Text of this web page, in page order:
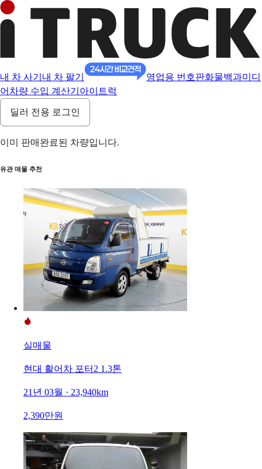
내 차 사기 내 차 팔기 영업용 번호판화물백과미디
어 차량 수입 계산기 아이트럭
딜러 전용 로그인
이미 판매완료된 차량입니다.
유관 매물 추천
실매물
현대 활어차 포터2 1.3톤
21년 03월 · 23,940km
2,390만원